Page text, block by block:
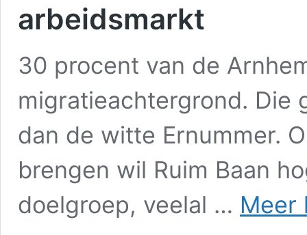
arbeidsmarkt
30 procent van de
migratieachtergrond. Die
dan de witte Ernummer.
brengen wil Ruim Baan
doelgroep, veelal … Meer